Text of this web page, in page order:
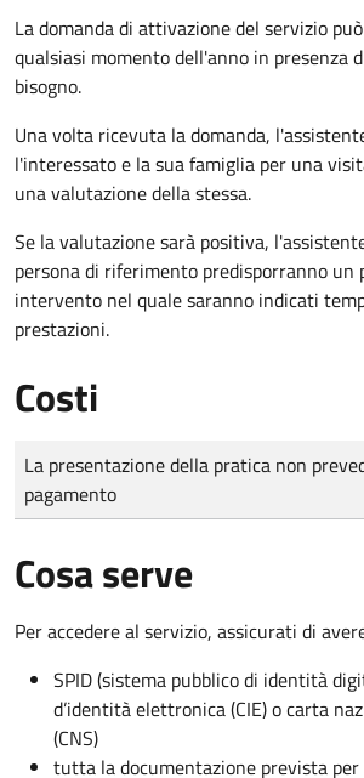
La domanda di attivazione del servizio
qualsiasi momento dell'anno in presenza
bisogno.
Una volta ricevuta la domanda,
l'interessato e la sua famiglia per una
una valutazione della stessa.
Se la valutazione sarà positiva,
persona di riferimento predisporranno un
intervento nel quale saranno indicati
prestazioni.
Costi
Tipo di pagamento
Importo
La presentazione della pratica non
pagamento
Cosa serve
Per accedere al servizio, assicurati di
SPID (sistema pubblico di identità
d’identità elettronica (CIE) o carta
(CNS)
tutta la documentazione prevista